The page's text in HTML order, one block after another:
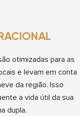
otimizadas para as
e levam em conta
da região. Isso
a vida útil da sua
dupla.